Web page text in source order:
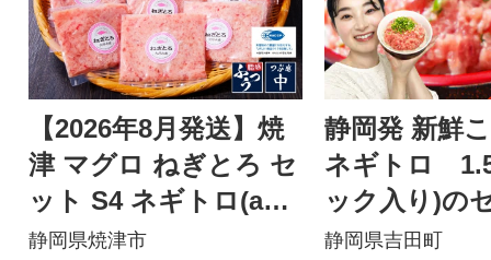
【2026年8月発送】焼
津 マグロ ねぎとろ セ
ット S4 ネギトロ(a12-
150202608)
静岡県焼津市
静岡発 新鮮
ネギトロ
ック入り)の
静岡県吉田町